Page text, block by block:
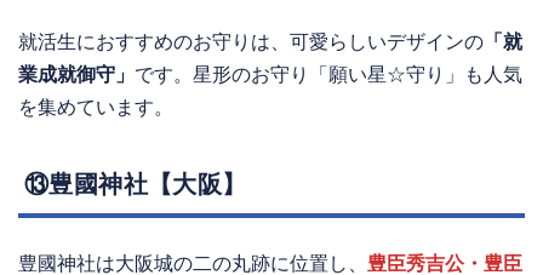
就活生におすすめのお守りは、可愛らしいデザインの 「就
業成就御守」 です。星形のお守り「願い星☆守り」も人気
を集めています。
⑬豊國神社【大阪】
豊國神社は大阪城の二の丸跡に位置し、 豊臣秀吉公・豊臣